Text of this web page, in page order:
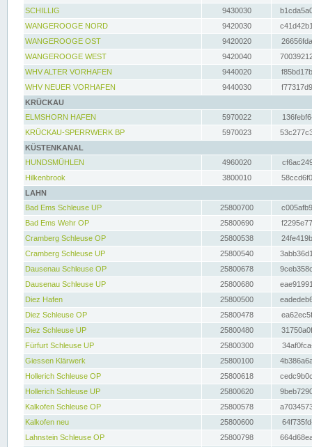
SCHILLIG
9430030
WANGEROOGE NORD
9420030
WANGEROOGE OST
9420020
WANGEROOGE WEST
9420040
WHV ALTER VORHAFEN
9440020
WHV NEUER VORHAFEN
9440030
KRÜCKAU
ELMSHORN HAFEN
5970022
KRÜCKAU-SPERRWERK BP
5970023
KÜSTENKANAL
HUNDSMÜHLEN
4960020
Hilkenbrook
3800010
LAHN
Bad Ems Schleuse UP
25800700
Bad Ems Wehr OP
25800690
Cramberg Schleuse OP
25800538
Cramberg Schleuse UP
25800540
Dausenau Schleuse OP
25800678
Dausenau Schleuse UP
25800680
Diez Hafen
25800500
Diez Schleuse OP
25800478
Diez Schleuse UP
25800480
Fürfurt Schleuse UP
25800300
Giessen Klärwerk
25800100
Hollerich Schleuse OP
25800618
Hollerich Schleuse UP
25800620
Kalkofen Schleuse OP
25800578
Kalkofen neu
25800600
Lahnstein Schleuse OP
25800798